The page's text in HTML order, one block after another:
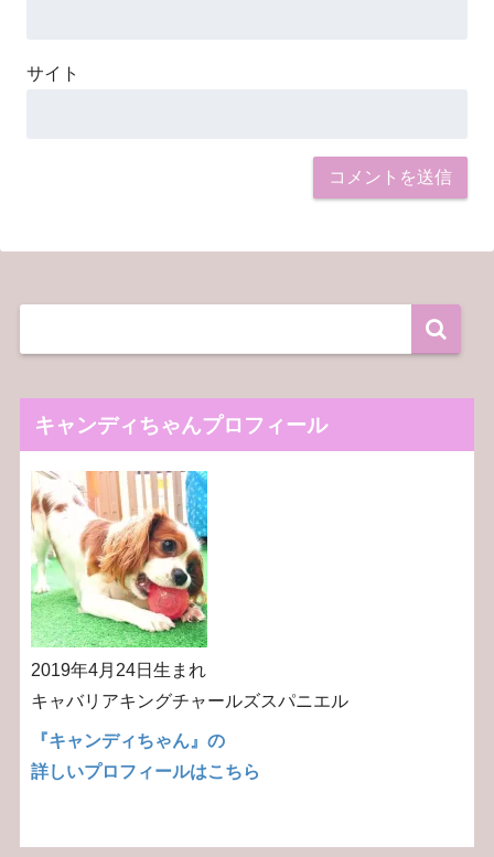
サイト
キャンディちゃんプロフィール
2019年4月24日生まれ
キャバリアキングチャールズスパニエル
『キャンディちゃん』の
詳しいプロフィールはこちら